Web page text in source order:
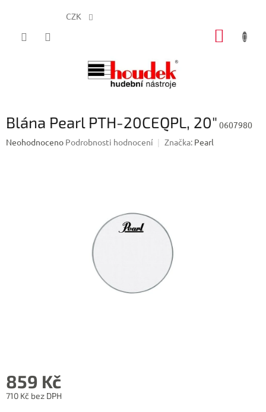
CZK
Blána Pearl PTH-20CEQPL, 20" 0607980
Průměrné
Neohodnoceno Podrobnosti hodnocení Značka: Pearl
859 Kč
710 Kč bez DPH